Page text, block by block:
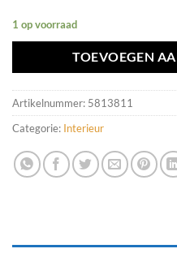
1 op voorraad
TOEVOEGEN
Artikelnummer: 5813811
Categorie: Interieur